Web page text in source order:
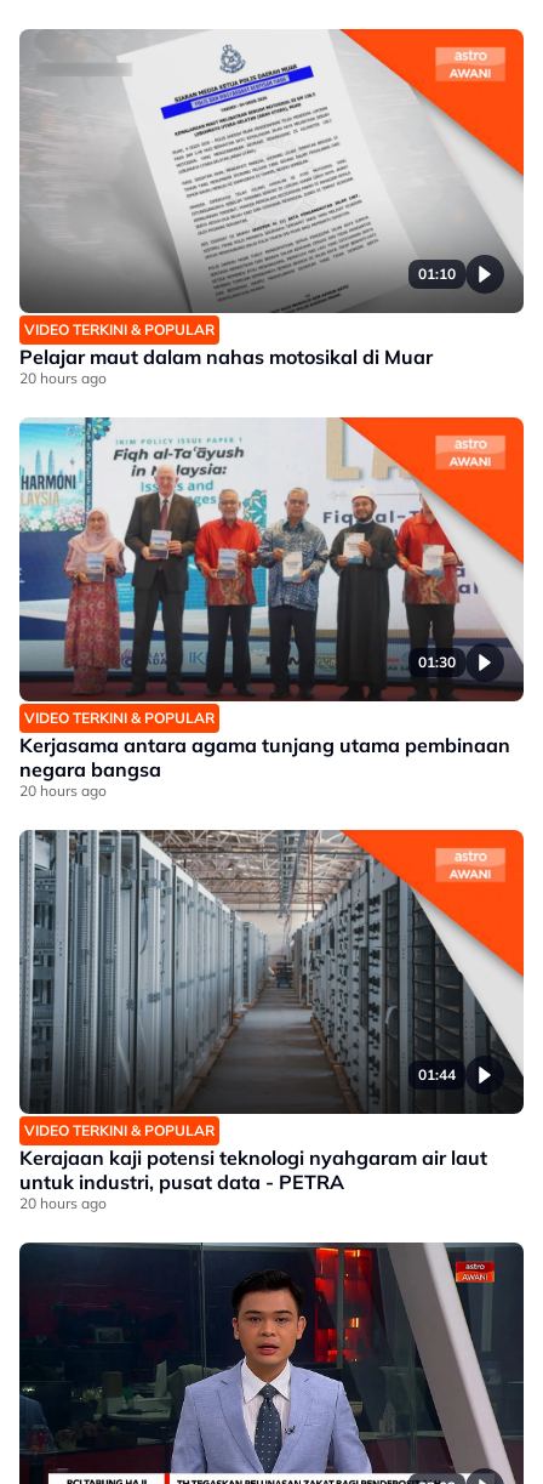
01:10
VIDEO TERKINI & POPULAR
Pelajar maut dalam nahas motosikal di Muar
20 hours ago
01:30
VIDEO TERKINI & POPULAR
Kerjasama antara agama tunjang utama pembinaan
negara bangsa
20 hours ago
01:44
VIDEO TERKINI & POPULAR
Kerajaan kaji potensi teknologi nyahgaram air laut
untuk industri, pusat data - PETRA
20 hours ago